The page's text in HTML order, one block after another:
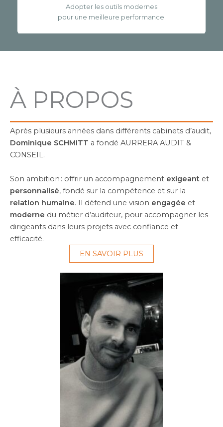
Adopter les outils modernes
pour une meilleure performance.
À PROPOS
Après plusieurs années dans différents cabinets d’audit,
Dominique SCHMITT a fondé AURRERA AUDIT &
CONSEIL.
Son ambition : offrir un accompagnement exigeant et
personnalisé, fondé sur la compétence et sur la
relation humaine. Il défend une vision engagée et
moderne du métier d’auditeur, pour accompagner les
dirigeants dans leurs projets avec confiance et
efficacité.
EN SAVOIR PLUS